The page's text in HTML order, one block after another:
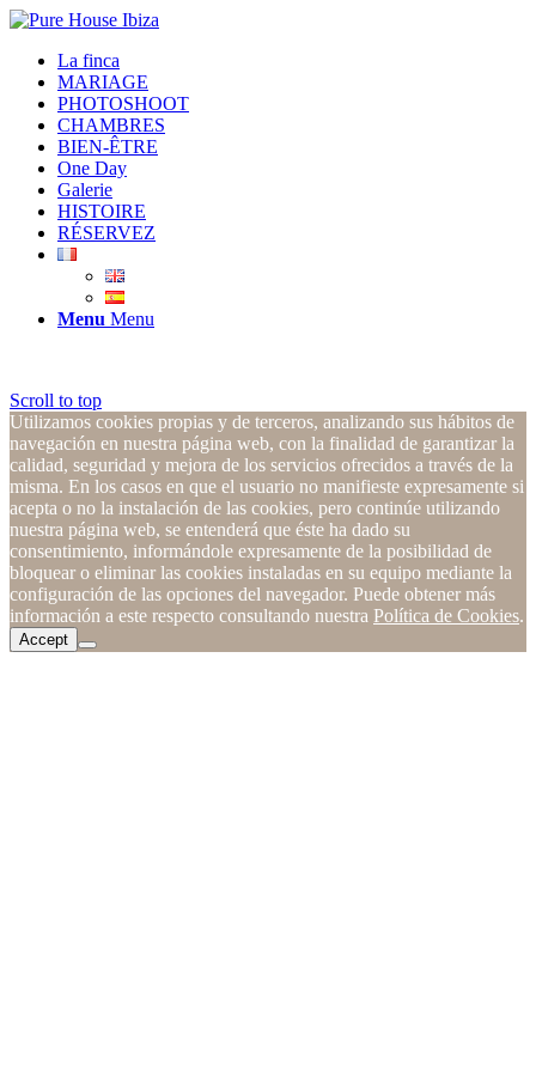
La finca
MARIAGE
PHOTOSHOOT
CHAMBRES
BIEN-ÊTRE
One Day
Galerie
HISTOIRE
RÉSERVEZ
Menu Menu
Scroll to top
Utilizamos cookies propias y de terceros, analizando sus hábitos de
navegación en nuestra página web, con la finalidad de garantizar la
calidad, seguridad y mejora de los servicios ofrecidos a través de la
misma. En los casos en que el usuario no manifieste expresamente si
acepta o no la instalación de las cookies, pero continúe utilizando
nuestra página web, se entenderá que éste ha dado su
consentimiento, informándole expresamente de la posibilidad de
bloquear o eliminar las cookies instaladas en su equipo mediante la
configuración de las opciones del navegador. Puede obtener más
información a este respecto consultando nuestra Política de Cookies.
Accept